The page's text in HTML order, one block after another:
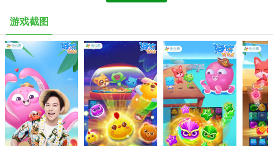
新的海滨乐园，让你置身在蓝天碧海的轻松氛围中，沐浴在温柔的海
风中，漫步在金色的沙滩上，可以跟着小浣熊钓鱼潜水、看北极熊大
叔做冰淇淋、玩抓娃娃机，在饮品店痛快喝上一杯~快跟小动物们享受
海滨假日吧！
【全新玩法 快乐依旧】
强力推出6种新鲜玩法，每种关卡类型都有小动物们的陪伴哦，精心设
计的225关，给您带来清新丰富的体验，更有全新特效效果，消除轻
游戏截图